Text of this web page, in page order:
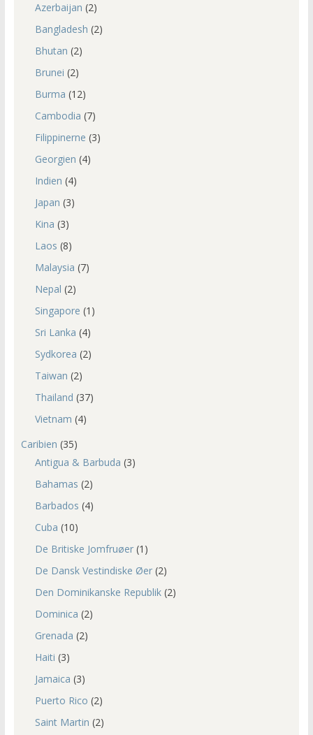
Azerbaijan (2)
Bangladesh (2)
Bhutan (2)
Brunei (2)
Burma (12)
Cambodia (7)
Filippinerne (3)
Georgien (4)
Indien (4)
Japan (3)
Kina (3)
Laos (8)
Malaysia (7)
Nepal (2)
Singapore (1)
Sri Lanka (4)
Sydkorea (2)
Taiwan (2)
Thailand (37)
Vietnam (4)
Caribien (35)
Antigua & Barbuda (3)
Bahamas (2)
Barbados (4)
Cuba (10)
De Britiske Jomfruøer(1)
De Dansk Vestindiske Øer(2)
Den Dominikanske Republik(2)
Dominica (2)
Grenada (2)
Haiti (3)
Jamaica (3)
Puerto Rico (2)
Saint Martin (2)